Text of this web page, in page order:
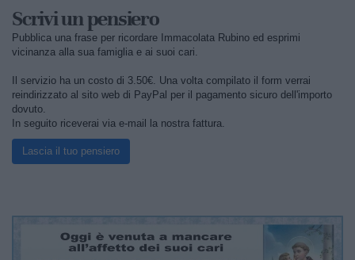
Scrivi un pensiero
Pubblica una frase per ricordare Immacolata Rubino ed esprimi
vicinanza alla sua famiglia e ai suoi cari.
Il servizio ha un costo di 3.50€. Una volta compilato il form verrai
reindirizzato al sito web di PayPal per il pagamento sicuro dell'importo
dovuto.
In seguito riceverai via e-mail la nostra fattura.
Lascia il tuo pensiero